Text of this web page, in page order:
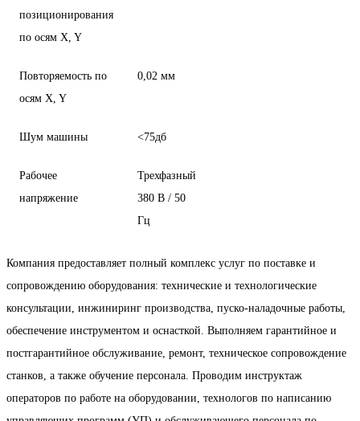
позиционирования
по осям X, Y
Повторяемость по
осям X, Y
0,02 мм
Шум машины <75дб
Рабочее
напряжение
Трехфазный
380 В / 50
Гц
Компания предоставляет полный комплекс услуг по поставке и
сопровождению оборудования: технические и технологические
консультации, инжиниринг производства, пуско-наладочные работы,
обеспечение инструментом и оснасткой. Выполняем гарантийное и
постгарантийное обслуживание, ремонт, техническое сопровождение
станков, а также обучение персонала. Проводим инструктаж
операторов по работе на оборудовании, технологов по написанию